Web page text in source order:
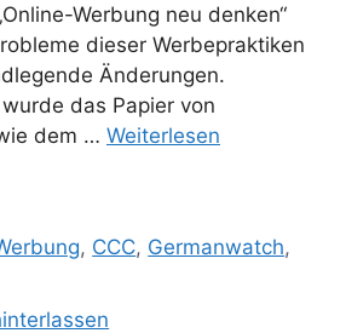
Werbung neu denken“
dieser Werbepraktiken
Änderungen.
das Papier von
dem … Weiterlesen
, CCC, Germanwatch,